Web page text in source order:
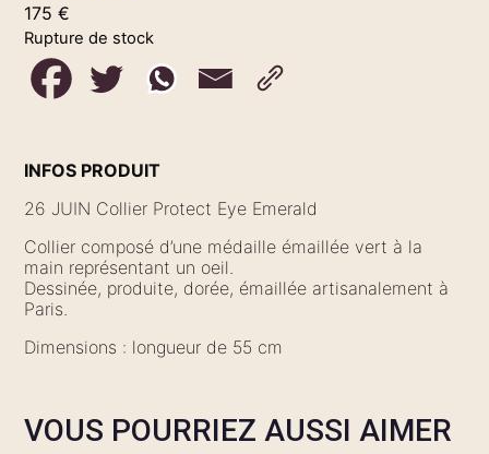
175€
Rupture de stock
INFOS PRODUIT
26 JUIN Collier Protect Eye Emerald
Collier composé d’une médaille émaillée vert à la
main représentant un oeil.
Dessinée, produite, dorée, émaillée artisanalement à
Paris.
Dimensions : longueur de 55 cm
VOUS POURRIEZ AUSSI AIMER